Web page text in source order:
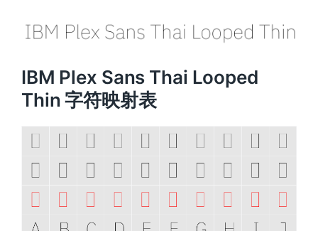
IBM Plex Sans Thai Looped
Thin 字符映射表